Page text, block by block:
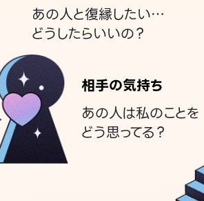
あの人と復縁したい…
どうしたらいいの？
相手の気持ち
あの人は私のことを
どう思ってる？